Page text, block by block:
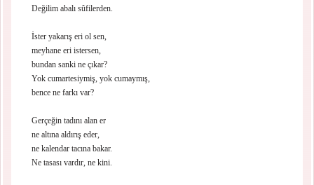
Değilim abalı sûfilerden.
İster yakarış eri ol sen,
meyhane eri istersen,
bundan sanki ne çıkar?
Yok cumartesiymiş, yok cumaymış,
bence ne farkı var?
Gerçeğin tadını alan er
ne altına aldırış eder,
ne kalendar tacına bakar.
Ne tasası vardır, ne kini.